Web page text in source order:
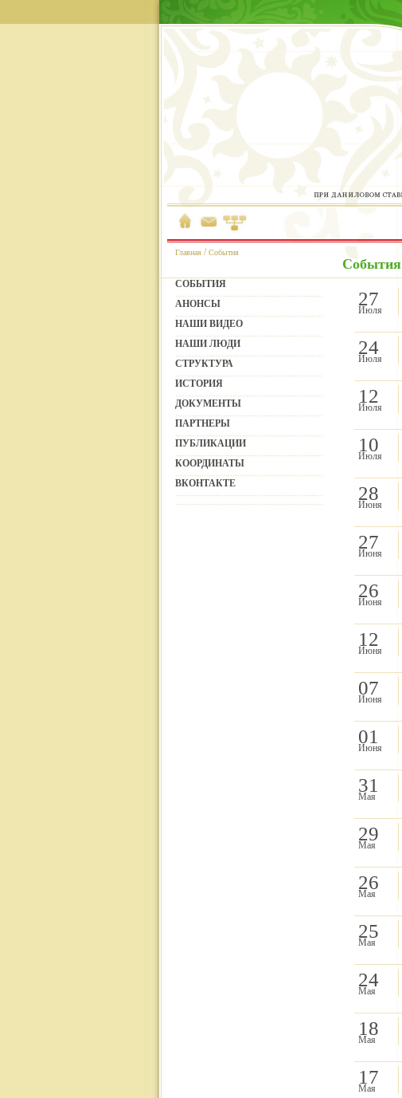
Главная /События
События
СОБЫТИЯ
АНОНСЫ
НАШИ ВИДЕО
НАШИ ЛЮДИ
СТРУКТУРА
ИСТОРИЯ
ДОКУМЕНТЫ
ПАРТНЕРЫ
ПУБЛИКАЦИИ
КООРДИНАТЫ
ВКОНТАКТЕ
27
Июля
24
Июля
12
Июля
10
Июля
28
Июня
27
Июня
26
Июня
12
Июня
07
Июня
01
Июня
31
Мая
29
Мая
26
Мая
25
Мая
24
Мая
18
Мая
17
Мая